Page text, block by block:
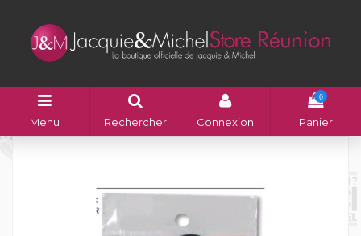
Menu Rechercher Connexion
0
Panier